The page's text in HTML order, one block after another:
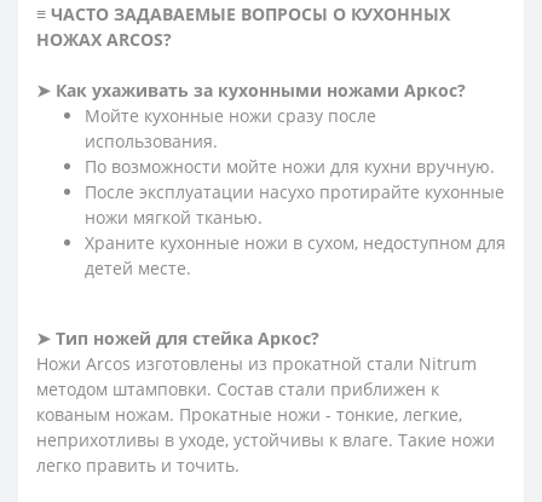
≡ ЧАСТО ЗАДАВАЕМЫЕ ВОПРОСЫ О КУХОННЫХ
НОЖАХ ARCOS?
➤ Как ухаживать за кухонными ножами Аркос?
Мойте кухонные ножи сразу после
использования.
По возможности мойте ножи для кухни вручную.
После эксплуатации насухо протирайте кухонные
ножи мягкой тканью.
Храните кухонные ножи в сухом, недоступном для
детей месте.
➤ Тип ножей для стейка Аркос?
Ножи Arcos изготовлены из прокатной стали Nitrum
методом штамповки. Состав стали приближен к
кованым ножам. Прокатные ножи - тонкие, легкие,
неприхотливы в уходе, устойчивы к влаге. Такие ножи
легко править и точить.